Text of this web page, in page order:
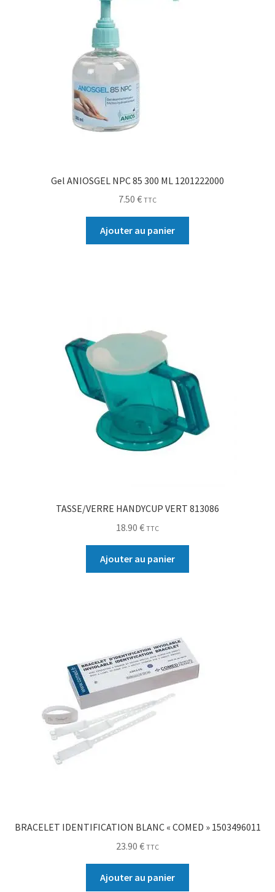
Gel ANIOSGEL NPC 85 300 ML 1201222000
7.50 € TTC
Ajouter au panier
TASSE/VERRE HANDYCUP VERT 813086
18.90 € TTC
Ajouter au panier
BRACELET IDENTIFICATION BLANC « COMED » 1503496011
23.90 € TTC
Ajouter au panier